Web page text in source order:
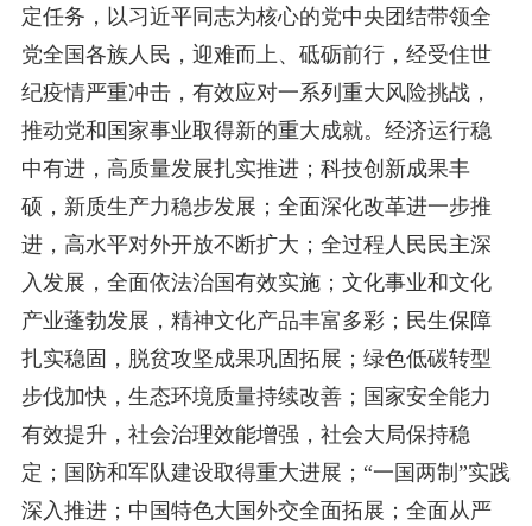
定任务，以习近平同志为核心的党中央团结带领全
党全国各族人民，迎难而上、砥砺前行，经受住世
纪疫情严重冲击，有效应对一系列重大风险挑战，
推动党和国家事业取得新的重大成就。经济运行稳
中有进，高质量发展扎实推进；科技创新成果丰
硕，新质生产力稳步发展；全面深化改革进一步推
进，高水平对外开放不断扩大；全过程人民民主深
入发展，全面依法治国有效实施；文化事业和文化
产业蓬勃发展，精神文化产品丰富多彩；民生保障
扎实稳固，脱贫攻坚成果巩固拓展；绿色低碳转型
步伐加快，生态环境质量持续改善；国家安全能力
有效提升，社会治理效能增强，社会大局保持稳
定；国防和军队建设取得重大进展；“一国两制”实践
深入推进；中国特色大国外交全面拓展；全面从严